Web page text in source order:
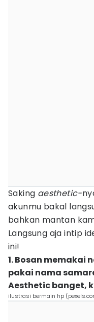
Saking aesthetic-
akunmu bakal
bahkan mantan
Langsung aja intip
ini!
1. Bosan memakai
pakai nama
Aesthetic banget,
ilustrasi bermain hp